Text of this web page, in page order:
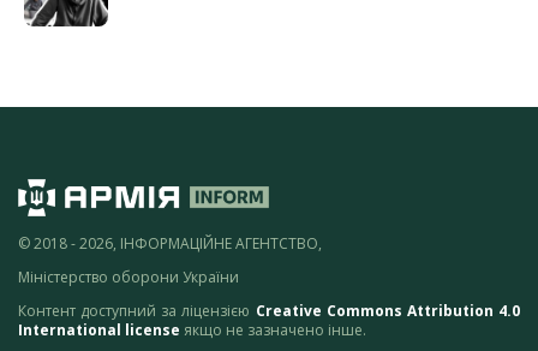
© 2018 - 2026, ІНФОРМАЦІЙНЕ АГЕНТСТВО,
Міністерство оборони України
Контент доступний за ліцензією Creative Commons Attribution 4.0
International license якщо не зазначено інше.